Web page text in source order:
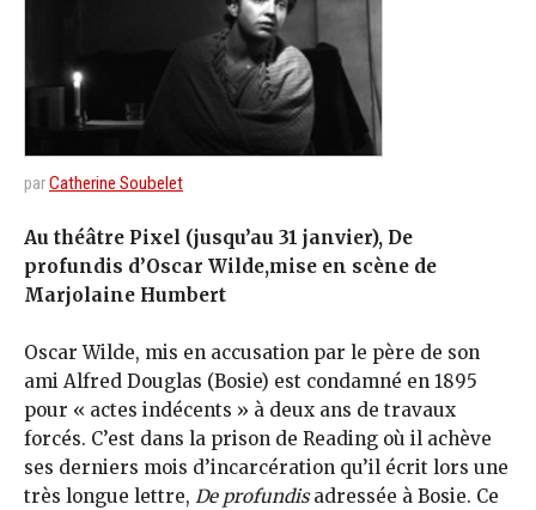
parCatherine Soubelet
Au théâtre Pixel (jusqu’au 31 janvier), De
profundis d’Oscar Wilde,mise en scène de
Marjolaine Humbert
Oscar Wilde, mis en accusation par le père de son
ami Alfred Douglas (Bosie) est condamné en 1895
pour « actes indécents » à deux ans de travaux
forcés. C’est dans la prison de Reading où il achève
ses derniers mois d’incarcération qu’il écrit lors une
très longue lettre, De profundisadressée à Bosie. Ce